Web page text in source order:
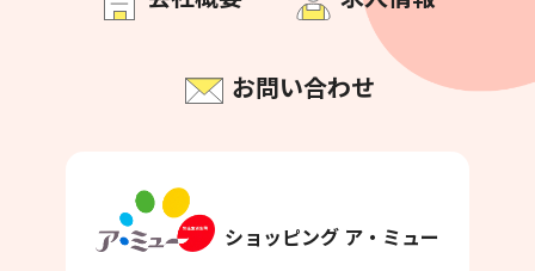
お問い合わせ
ショッピング ア・ミュー